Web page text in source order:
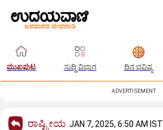
ಮುಖಪುಟ ಸುದ್ದಿ ವಿಭಾಗ ದಿನ ಭವಿಷ್ಯ
ADVERTISEMENT
ರಾಷ್ಟ್ರೀಯ JAN 7, 2025, 6:50 AM IST